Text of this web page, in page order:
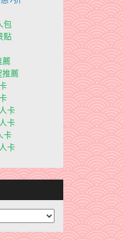
包
點
薦
推薦
卡
卡
卡
卡